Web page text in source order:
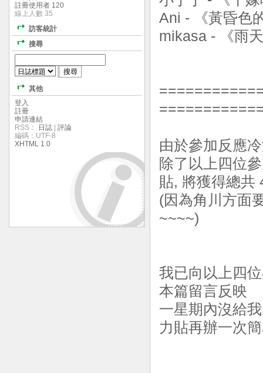
Ani - 《黃昏色
mikasa - 《雨
由於參加反應
除了以上四位
貼, 將獲得總共
(因為角川方面
~~~~)
我已向以上四
本篇留言反映
一星期內沒給
力貼再辦一次
註冊使用者 120
線上人數 35
訪客統計
搜尋
其他
登入
註冊
申請連結
RSS：
日誌
評論
編碼：UTF-8
XHTML 1.0